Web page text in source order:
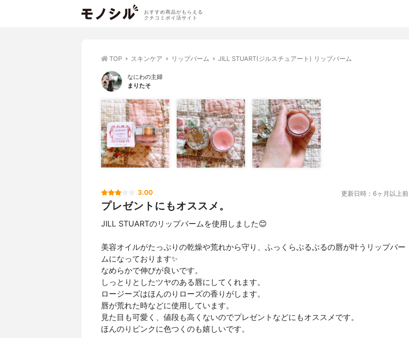
おすすめ商品がもらえる
クチコミポイ活サイト
TOP スキンケア リップバーム JILL STUART(ジルスチュアート) リップバーム
なにわの主婦
まりたそ
3.00 更新日時：6ヶ月以上前
プレゼントにもオススメ。
JILL STUARTのリップバームを使用しました😊
美容オイルがたっぷりの乾燥や荒れから守り、ふっくらぷるぷるの唇が叶うリップバー
ムになっております✨
なめらかで伸びが良いです。
しっとりとしたツヤのある唇にしてくれます。
ロージーズはほんのりローズの香りがします。
唇が荒れた時などに使用しています。
見た目も可愛く、値段も高くないのでプレゼントなどにもオススメです。
ほんのりピンクに色つくのも嬉しいです。